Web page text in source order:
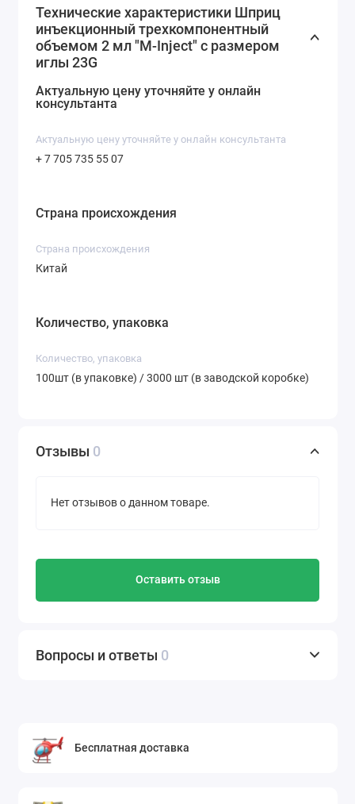
поршень с манжетой, уплотнение)
Размер иглы: 23G (0, 6 × 30 мм)
Стерильность: Стерильные
инъекции
Технические характеристики Шприц
инъекционный трехкомпонентный
объемом 2 мл "M-Inject" c размером
иглы 23G
Актуальную цену уточняйте у онлайн
консультанта
Актуальную цену уточняйте у онлайн консультанта
+ 7 705 735 55 07
Страна происхождения
Cтрана происхождения
Китай
Количество, упаковка
Количество, упаковка
100шт (в упаковке) / 3000 шт (в заводской коробке)
Отзывы 0
Нет отзывов о данном товаре.
Оставить отзыв
Вопросы и ответы 0
Бесплатная доставка